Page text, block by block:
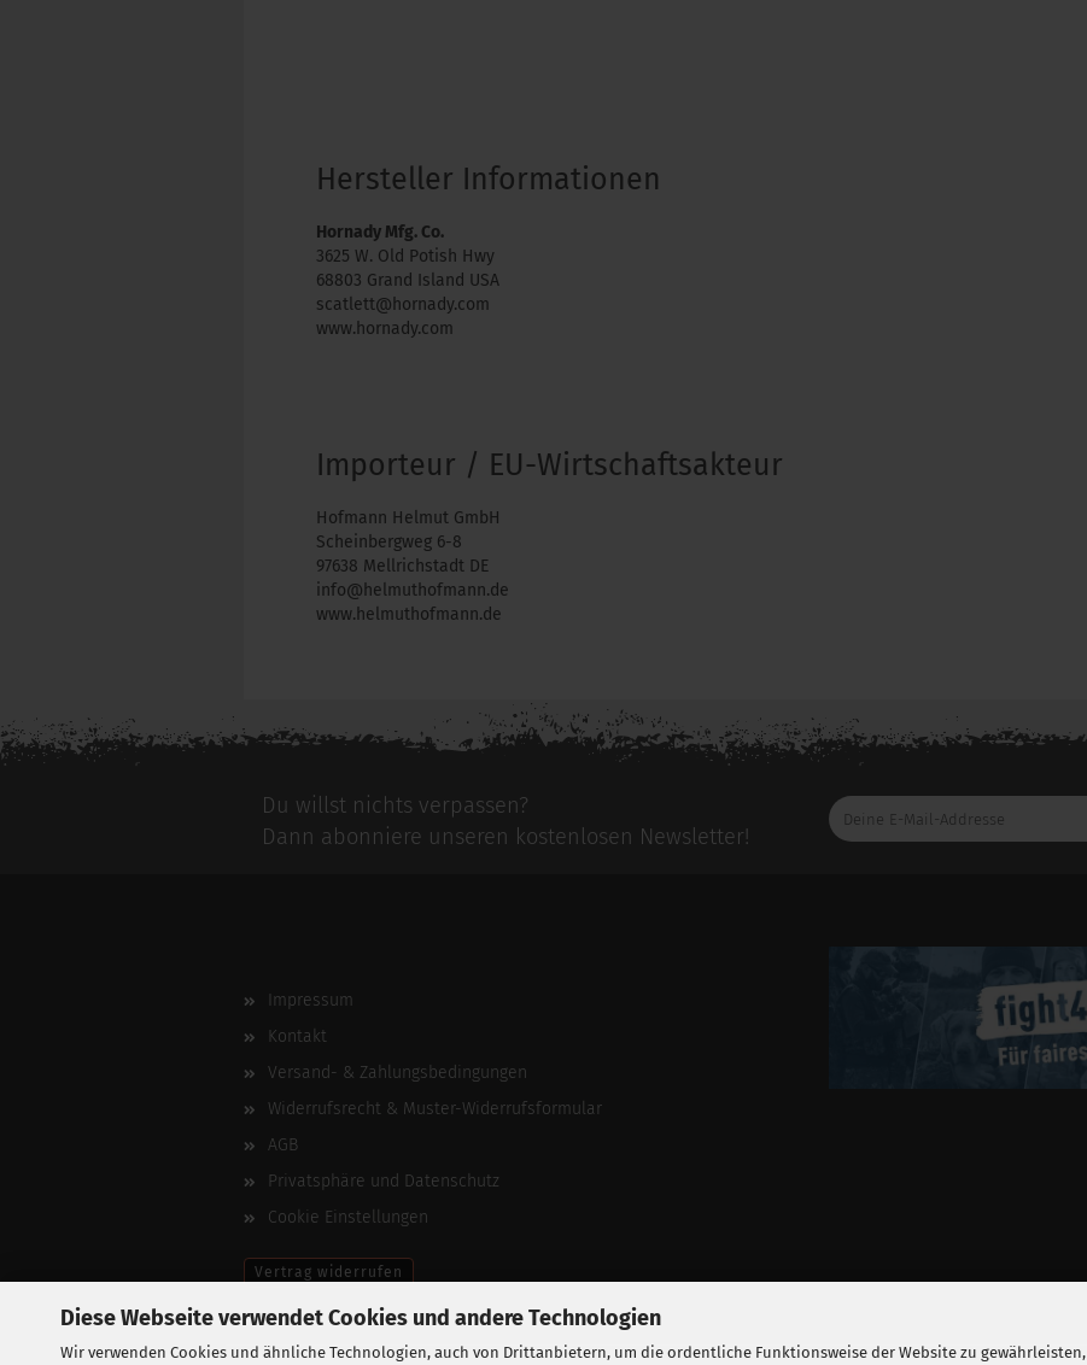
Diese Webseite verwendet Cookies und andere Technologien
Wir verwenden Cookies und ähnliche Technologien, auch von Drittanbietern, um die ordentliche Funktionsweise der Website zu gewährleisten,
Hersteller Informationen
Hornady Mfg. Co.
3625 W. Old Potish Hwy
68803 Grand Island USA
scatlett@hornady.com
www.hornady.com
Importeur / EU-Wirtschaftsakteur
Hofmann Helmut GmbH
Scheinbergweg 6-8
97638 Mellrichstadt DE
info@helmuthofmann.de
www.helmuthofmann.de
Du willst nichts verpassen?
Dann abonniere unseren kostenlosen Newsletter!
Deine
E-
Impressum
Kontakt
Versand- & Zahlungsbedingungen
Widerrufsrecht & Muster-Widerrufsformular
AGB
Privatsphäre und Datenschutz
Cookie Einstellungen
Vertrag widerrufen